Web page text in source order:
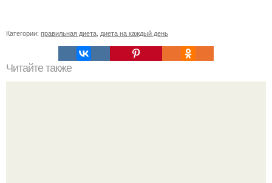
Категории: правильная диета диета на каждый день
Читайте также